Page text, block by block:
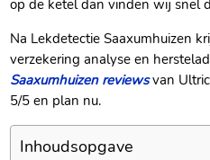
op de ketel dan vinden wij snel
Na Lekdetectie Saaxumhuizen
verzekering analyse en
Saaxumhuizen reviewsvan
5/5 en plan nu.​
Inhoudsopgave